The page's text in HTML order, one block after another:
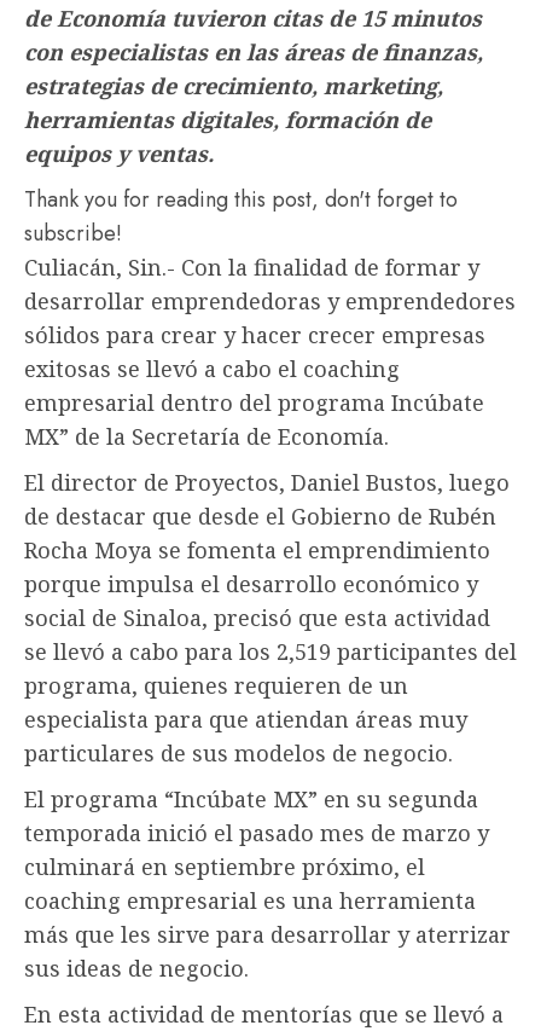
de Economía tuvieron citas de 15 minutos
con especialistas en las áreas de finanzas,
estrategias de crecimiento, marketing,
herramientas digitales, formación de
equipos y ventas.
Thank you for reading this post, don't forget to
subscribe!
Culiacán, Sin.- Con la finalidad de formar y
desarrollar emprendedoras y emprendedores
sólidos para crear y hacer crecer empresas
exitosas se llevó a cabo el coaching
empresarial dentro del programa Incúbate
MX” de la Secretaría de Economía.
El director de Proyectos, Daniel Bustos, luego
de destacar que desde el Gobierno de Rubén
Rocha Moya se fomenta el emprendimiento
porque impulsa el desarrollo económico y
social de Sinaloa, precisó que esta actividad
se llevó a cabo para los 2,519 participantes del
programa, quienes requieren de un
especialista para que atiendan áreas muy
particulares de sus modelos de negocio.
El programa “Incúbate MX” en su segunda
temporada inició el pasado mes de marzo y
culminará en septiembre próximo, el
coaching empresarial es una herramienta
más que les sirve para desarrollar y aterrizar
sus ideas de negocio.
En esta actividad de mentorías que se llevó a